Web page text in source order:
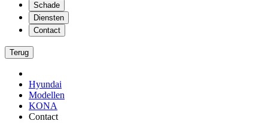
Schade
Diensten
Contact
Terug
Hyundai
Modellen
KONA
Contact